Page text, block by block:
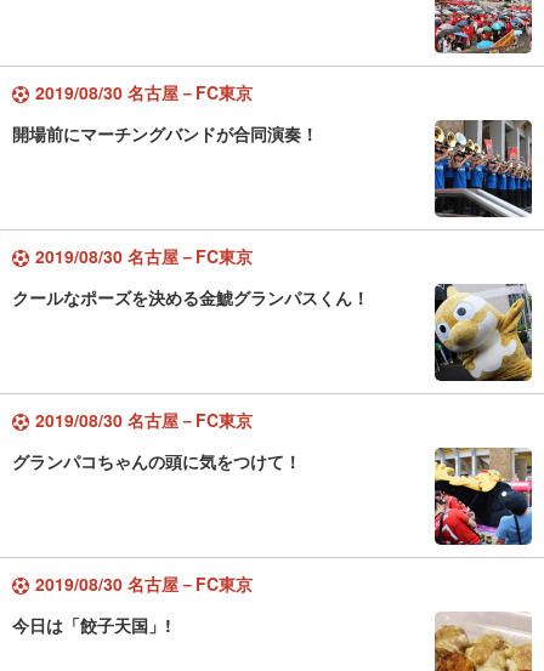
2019/08/30 名古屋－FC東京
開場前にマーチングバンドが合同演奏！
2019/08/30 名古屋－FC東京
クールなポーズを決める金鯱グランパスくん！
2019/08/30 名古屋－FC東京
グランパコちゃんの頭に気をつけて！
2019/08/30 名古屋－FC東京
今日は「餃子天国」!